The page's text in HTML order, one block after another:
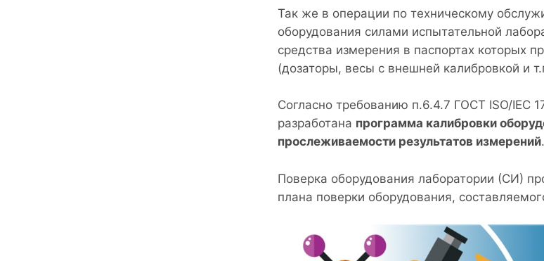
Так же в операции по техническому
оборудования силами испытательной
средства измерения в паспортах которых
(дозаторы, весы с внешней калибровкой и
Согласно требованию п.6.4.7 ГОСТ ISO/IEC
разработана программа калибровки
прослеживаемости результатов измерений.
Поверка оборудования лаборатории (СИ)
плана поверки оборудования,